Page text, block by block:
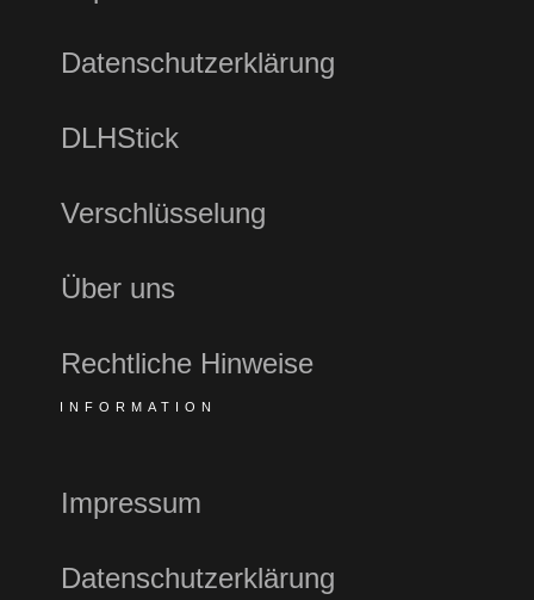
Datenschutzerklärung
DLHStick
Verschlüsselung
Über uns
Rechtliche Hinweise
INFORMATION
Impressum
Datenschutzerklärung